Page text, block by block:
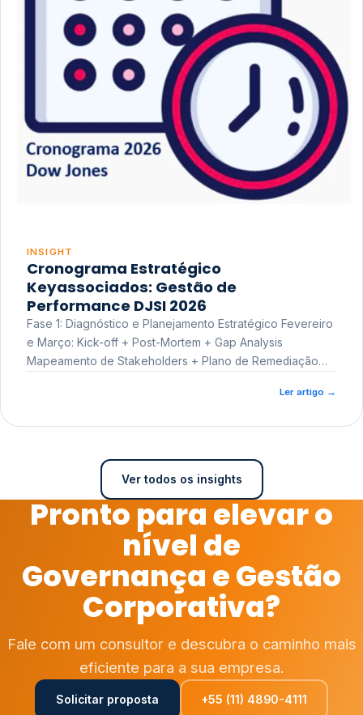
INSIGHT
Cronograma Estratégico
Keyassociados: Gestão de
Performance DJSI 2026
Fase 1: Diagnóstico e Planejamento Estratégico Fevereiro
e Março: Kick-off + Post-Mortem + Gap Analysis
Mapeamento de Stakeholders + Plano de Remediação
Ler artigo →
Ver todos os insights
Pronto para elevar o
nível de
Governança e Gestão
Corporativa?
Fale com um consultor e descubra o caminho mais
eficiente para a sua empresa.
Solicitar proposta +55 (11) 4890-4111